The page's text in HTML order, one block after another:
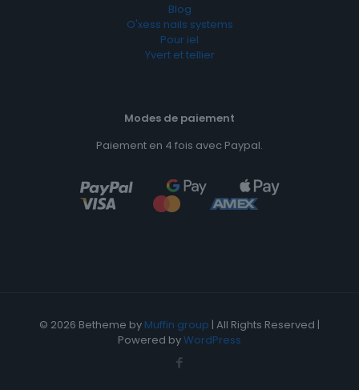
Blog
O'xess nails systems
Pour iel
Yvert et tellier
Modes de paiement
Paiement en 4 fois avec Paypal.
© 2026 Betheme by Muffin group | All Rights Reserved |
Powered byWordPress